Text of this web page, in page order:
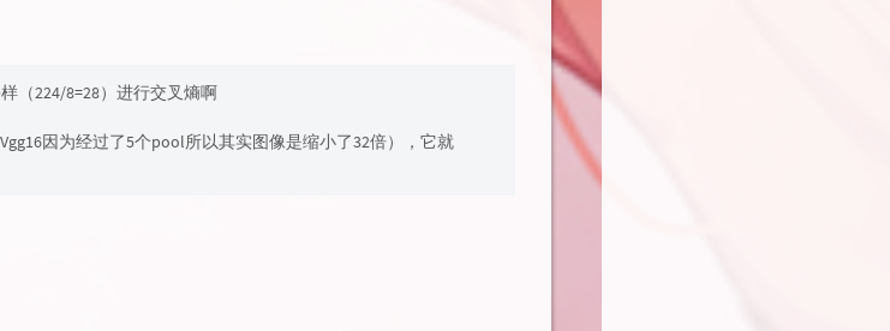
（224/8=28）进行交叉熵啊
因为经过了5个pool所以其实图像是缩小了32倍），它就